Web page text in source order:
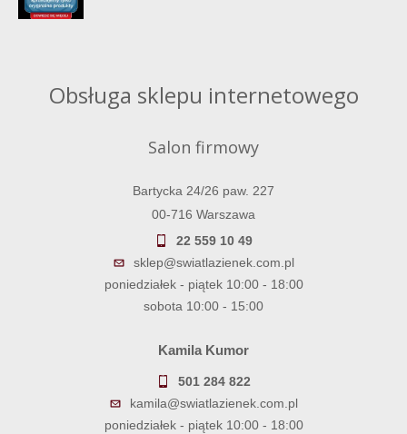
Obsługa sklepu internetowego
Salon firmowy
Bartycka 24/26 paw. 227
00-716 Warszawa
22 559 10 49
sklep@swiatlazienek.com.pl
poniedziałek - piątek 10:00 - 18:00
sobota 10:00 - 15:00
Kamila Kumor
501 284 822
kamila@swiatlazienek.com.pl
poniedziałek - piątek 10:00 - 18:00